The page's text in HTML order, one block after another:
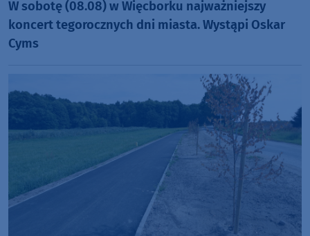
W sobotę (08.08) w Więcborku najważniejszy
koncert tegorocznych dni miasta. Wystąpi Oskar
Cyms